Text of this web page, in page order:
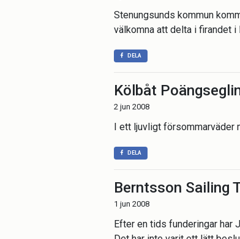
Stenungsunds kommun
välkomna att delta i firandet i
DELA
Kölbåt
2 jun 2008
I ett ljuvligt försommarväder
DELA
Berntsson Sailing
1 jun 2008
Efter en tids funderingar har